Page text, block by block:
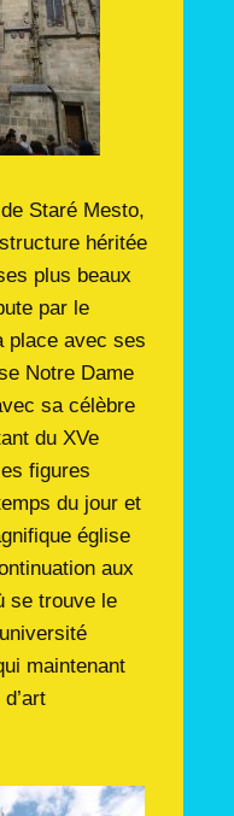
Staré Mesto,
héritée
plus beaux
par le
place avec ses
Notre Dame
sa célèbre
du XVe
figures
du jour et
église
aux
se trouve le
maintenant